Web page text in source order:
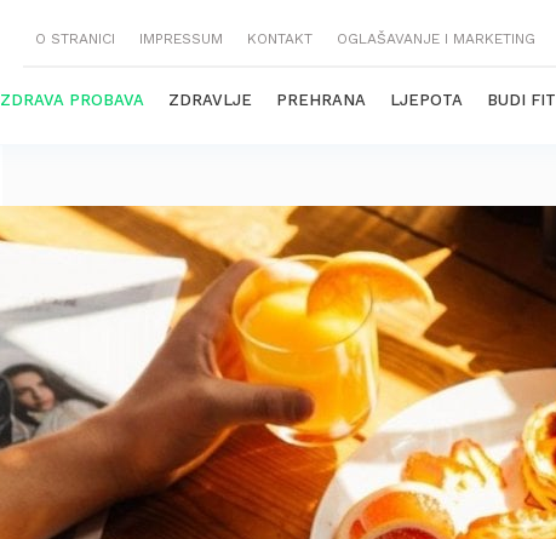
O STRANICI IMPRESSUM KONTAKT OGLAŠAVANJE I MARKETING
ZDRAVA PROBAVA ZDRAVLJE PREHRANA LJEPOTA BUDI FIT